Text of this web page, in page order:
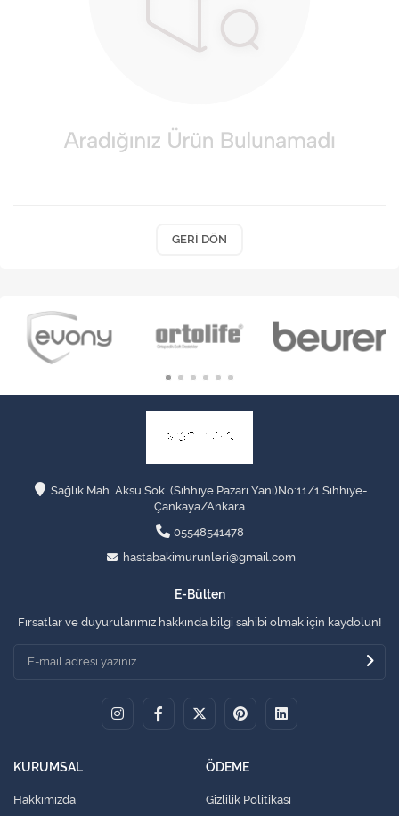
VARİS ÇORAPLARI
GERI DÖN
Sağlık Mah. Aksu Sok. (Sıhhıye Pazarı Yanı)No:11/1 Sıhhiye-
Çankaya/Ankara
05548541478
hastabakimurunleri@gmail.com
E-Bülten
Fırsatlar ve duyurularımız hakkında bilgi sahibi olmak için kaydolun!
KURUMSAL
Hakkımızda
ÖDEME
Gizlilik Politikası